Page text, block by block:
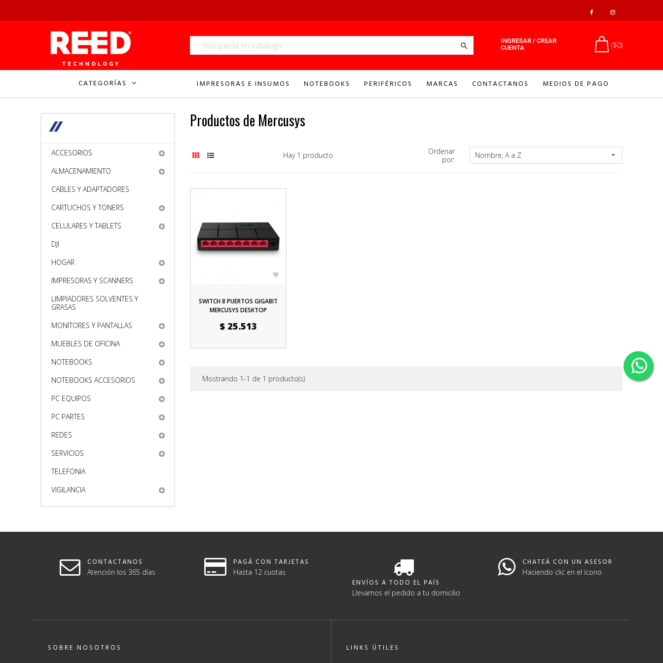
 ($0)
INGRESAR / CREAR
CUENTA
CATEGORÍAS IMPRESORAS E INSUMOS NOTEBOOKS PERIFÉRICOS MARCAS CONTACTANOS MEDIOS DE PAGO
ACCESORIOS
ALMACENAMIENTO
CABLES Y ADAPTADORES
CARTUCHOS Y TONERS
CELULARES Y TABLETS
DJI
HOGAR
IMPRESORAS Y SCANNERS
LIMPIADORES SOLVENTES Y
GRASAS
MONITORES Y PANTALLAS
MUEBLES DE OFICINA
NOTEBOOKS
NOTEBOOKS ACCESORIOS
PC EQUIPOS
PC PARTES
REDES
SERVICIOS
TELEFONIA
VIGILANCIA
Productos de Mercusys
Hay 1 producto.
Ordenar
por:
Nombre, A a Z 

SWITCH 8 PUERTOS GIGABIT
MERCUSYS DESKTOP
Precio
$ 25.513
Mostrando 1-1 de 1 producto(s)
CONTACTANOS
Atención los 365 días
PAGÁ CON TARJETAS
Hasta 12 cuotas
ENVÍOS A TODO EL PAÍS
Llevamos el pedido a tu domicilio
CHATEÁ CON UN ASESOR
Haciendo clic en el ícono
SOBRE NOSOTROS LINKS ÚTILES